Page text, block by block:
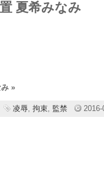
夏希みなみ
»
凌辱, 拘束, 監禁 2016-